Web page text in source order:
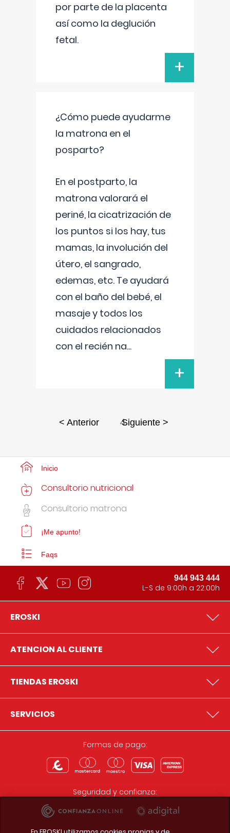
por parte de la placenta
así como la deglución
fetal.
+
¿Cómo puede ayudarme
la matrona en el
posparto?
En el postparto, la
matrona valorará el
periné, la cicatrización de
los puntos si los hay, tus
mamas, la involución del
útero, el sangrado,
edemas, etc. Te ayudará
con el baño del bebé, el
masaje y todos los
cuidados relacionados
con el recién na...
+
< Anterior 4
Siguiente >
Inicio
Consultorio nutricional
Consultorio matrona
¡Me apunto!
Faqs
944 943 444
L-S de 9:00h a 22:00h
EROSKI
ATENCION AL CLIENTE
TIENDAS EROSKI
SERVICIOS
Formas de pago:
Seguridad y confianza: